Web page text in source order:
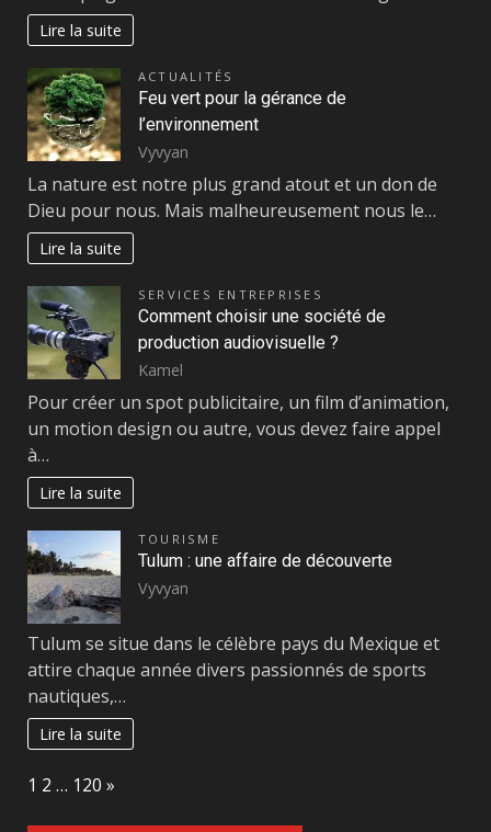
Lire la suite
ACTUALITÉS
Feu vert pour la gérance de
l’environnement
Vyvyan
La nature est notre plus grand atout et un don de
Dieu pour nous. Mais malheureusement nous le…
Lire la suite
SERVICES ENTREPRISES
Comment choisir une société de
production audiovisuelle ?
Kamel
Pour créer un spot publicitaire, un film d’animation,
un motion design ou autre, vous devez faire appel
à…
Lire la suite
TOURISME
Tulum : une affaire de découverte
Vyvyan
Tulum se situe dans le célèbre pays du Mexique et
attire chaque année divers passionnés de sports
nautiques,…
Lire la suite
Page:
1 2 … 120 Next
»